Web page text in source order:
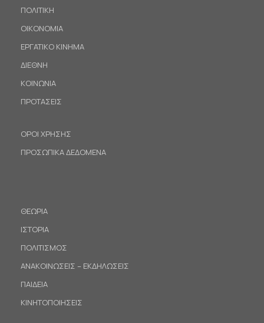
ΠΟΛΙΤΙΚΗ
ΟΙΚΟΝΟΜΙΑ
ΕΡΓΑΤΙΚΟ ΚΙΝΗΜΑ
ΔΙΕΘΝΗ
ΚΟΙΝΩΝΙΑ
ΠΡΟΤΑΣΕΙΣ
ΟΡΟΙ ΧΡΗΣΗΣ
ΠΡΟΣΩΠΙΚΑ ΔΕΔΟΜΕΝΑ
ΘΕΩΡΙΑ
ΙΣΤΟΡΙΑ
ΠΟΛΙΤΙΣΜΟΣ
ΑΝΑΚΟΙΝΩΣΕΙΣ – ΕΚΔΗΛΩΣΕΙΣ
ΠΑΙΔΕΙΑ
ΚΙΝΗΤΟΠΟΙΗΣΕΙΣ